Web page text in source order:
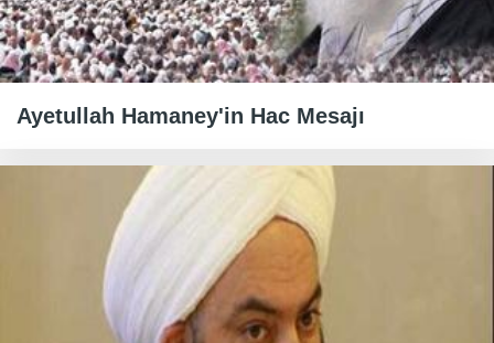
Ayetullah Hamaney'in Hac Mesajı